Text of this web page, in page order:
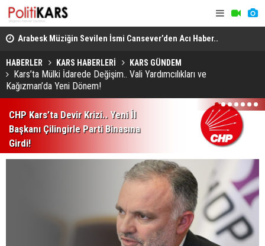
Arabesk Müziğin Sevilen İsmi Cansever’den Acı Haber..
Almanya’da Hayatını Kaybetti!
HABERLER KARS HABERLERİ KARS GÜNDEM
Kars’ta Mülki İdarede Değişim.. Vali Yardımcılıkları ve
Kağızman’da Yeni Dönem!
CHP Kars’ta Devir Krizi.. Yeni İl
Başkanı Çilingirle Parti Binasına
Girdi!
1 2 3 4 5 6 7